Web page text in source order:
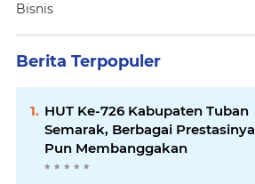
Bisnis
Berita Terpopuler
HUT Ke-726 Kabupaten Tuban
Semarak, Berbagai Prestasinya
Pun Membanggakan